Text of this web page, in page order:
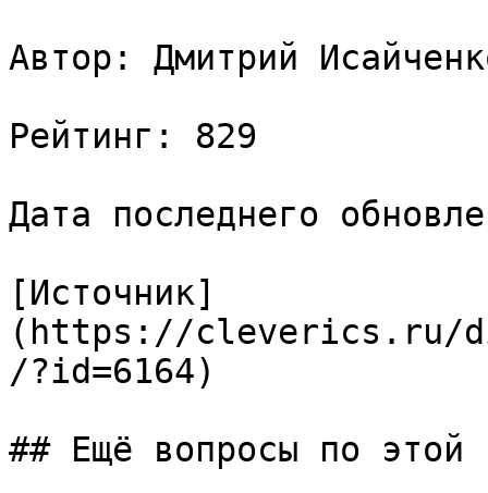
Автор: Дмитрий
Рейтинг: 829
Дата последнего
[Источник]
(https://cleverics.ru/
/?id=6164)
## Ещё вопросы по этой